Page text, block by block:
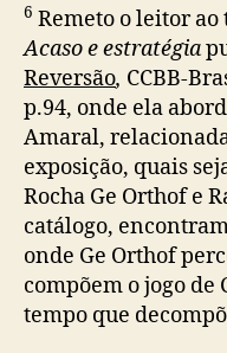
6 Remeto o leitor
Acaso e estratégia
Reversão, CCBB-
p.94, onde ela
Amaral,
exposição, quais
Rocha Ge Orthof e
catálogo,
onde Ge Orthof
compõem o jogo de
tempo que